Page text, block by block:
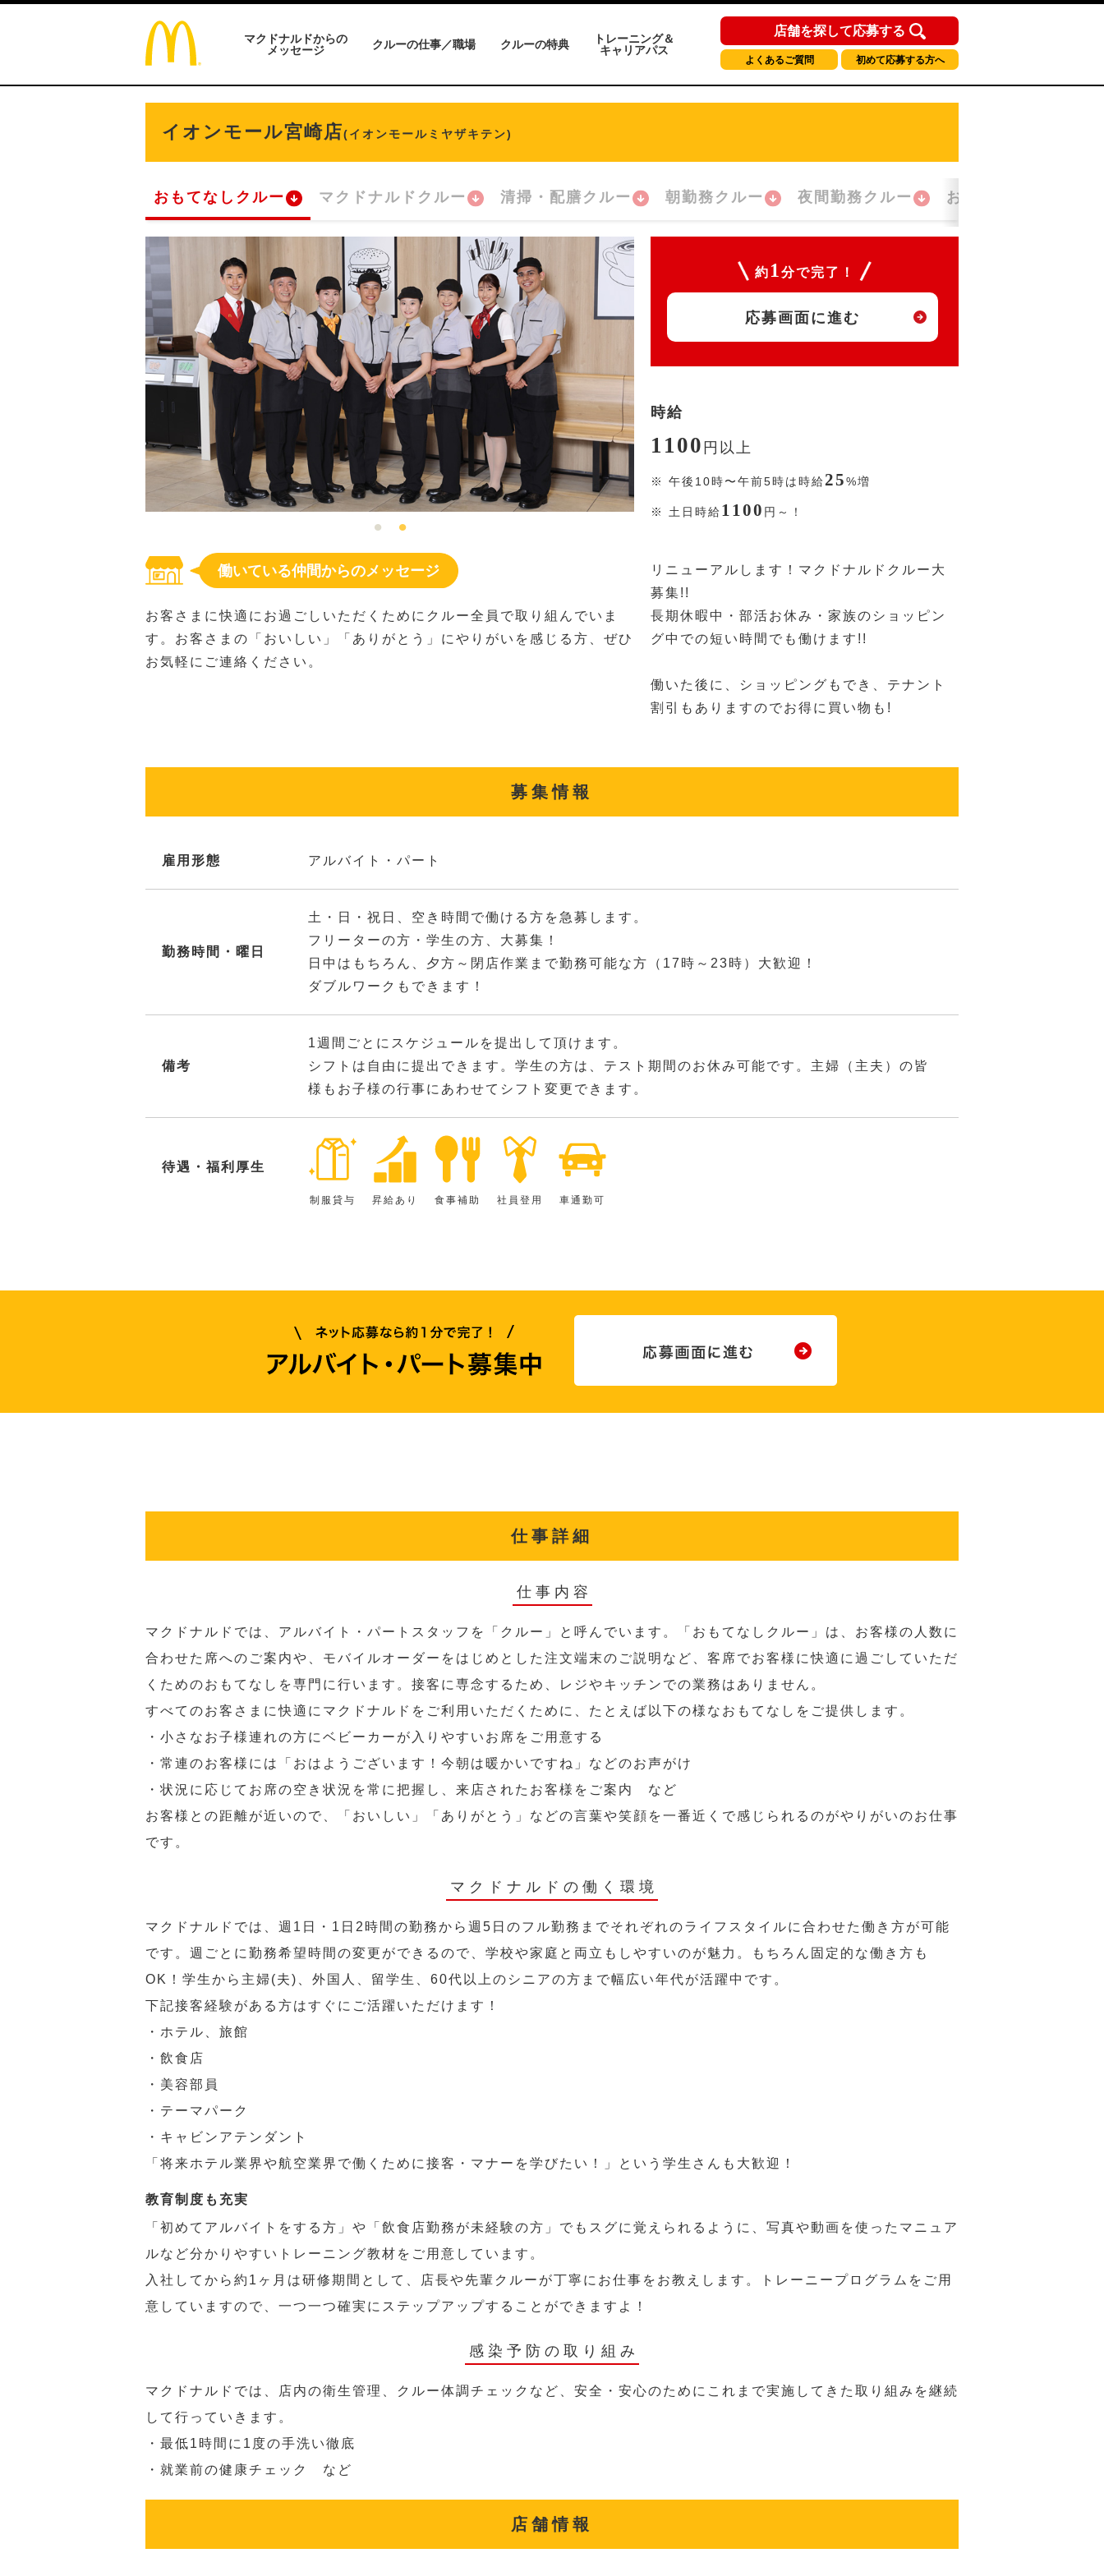
マクドナルドからの
メッセージ
クルーの仕事／職場 クルーの特典
トレーニング＆
キャリアパス
店舗を探して応募する
よくあるご質問 初めて応募する方へ
イオンモール宮崎店(イオンモールミヤザキテン)
おもてなしクルー マクドナルドクルー 清掃・配膳クルー 朝勤務クルー 夜間勤務クルー おかえり！クルー
働いている仲間からのメッセージ
お客さまに快適にお過ごしいただくためにクルー全員で取り組んでいま
す。お客さまの「おいしい」「ありがとう」にやりがいを感じる方、ぜひ
お気軽にご連絡ください。
約 1 分で完了！
応募画面に進む
時給
1100 円 以上
※ 午後10時〜午前5時は時給25%増
※ 土日時給 1100 円 ～！
リニューアルします！マクドナルドクルー大
募集!!
長期休暇中・部活お休み・家族のショッピン
グ中での短い時間でも働けます!!
働いた後に、ショッピングもでき、テナント
割引もありますのでお得に買い物も!
募集情報
雇用形態 アルバイト・パート
勤務時間・曜日
土・日・祝日、空き時間で働ける方を急募します。
フリーターの方・学生の方、大募集！
日中はもちろん、夕方～閉店作業まで勤務可能な方（17時～23時）大歓迎！
ダブルワークもできます！
備考
1週間ごとにスケジュールを提出して頂けます。
シフトは自由に提出できます。学生の方は、テスト期間のお休み可能です。主婦（主夫）の皆
様もお子様の行事にあわせてシフト変更できます。
待遇・福利厚生
制服貸与 昇給あり 食事補助 社員登用 車通勤可
仕事詳細
仕事内容
マクドナルドでは、アルバイト・パートスタッフを「クルー」と呼んでいます。「おもてなしクルー」は、お客様の人数に
合わせた席へのご案内や、モバイルオーダーをはじめとした注文端末のご説明など、客席でお客様に快適に過ごしていただ
くためのおもてなしを専門に行います。接客に専念するため、レジやキッチンでの業務はありません。
すべてのお客さまに快適にマクドナルドをご利用いただくために、たとえば以下の様なおもてなしをご提供します。
・小さなお子様連れの方にベビーカーが入りやすいお席をご用意する
・常連のお客様には「おはようございます！今朝は暖かいですね」などのお声がけ
・状況に応じてお席の空き状況を常に把握し、来店されたお客様をご案内 など
お客様との距離が近いので、「おいしい」「ありがとう」などの言葉や笑顔を一番近くで感じられるのがやりがいのお仕事
です。
マクドナルドの働く環境
マクドナルドでは、週1日・1日2時間の勤務から週5日のフル勤務までそれぞれのライフスタイルに合わせた働き方が可能
です。週ごとに勤務希望時間の変更ができるので、学校や家庭と両立もしやすいのが魅力。もちろん固定的な働き方も
OK！学生から主婦(夫)、外国人、留学生、60代以上のシニアの方まで幅広い年代が活躍中です。
下記接客経験がある方はすぐにご活躍いただけます！
・ホテル、旅館
・飲食店
・美容部員
・テーマパーク
・キャビンアテンダント
「将来ホテル業界や航空業界で働くために接客・マナーを学びたい！」という学生さんも大歓迎！
教育制度も充実
「初めてアルバイトをする方」や「飲食店勤務が未経験の方」でもスグに覚えられるように、写真や動画を使ったマニュア
ルなど分かりやすいトレーニング教材をご用意しています。
入社してから約1ヶ月は研修期間として、店長や先輩クルーが丁寧にお仕事をお教えします。トレーニープログラムをご用
意していますので、一つ一つ確実にステップアップすることができますよ！
感染予防の取り組み
マクドナルドでは、店内の衛生管理、クルー体調チェックなど、安全・安心のためにこれまで実施してきた取り組みを継続
して行っていきます。
・最低1時間に1度の手洗い徹底
・就業前の健康チェック など
店舗情報